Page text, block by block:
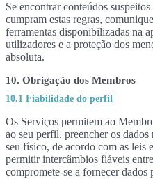
Se encontrar conteúdos
cumpram estas regras,
ferramentas disponibilizadas na
utilizadores e a proteção dos
absoluta.
10. Obrigação dos Membros
10.1 Fiabilidade do perfil
Os Serviços permitem ao
ao seu perfil, preencher os
seu físico, de acordo com as leis
permitir intercâmbios fiáveis
compromete-se a fornecer dados